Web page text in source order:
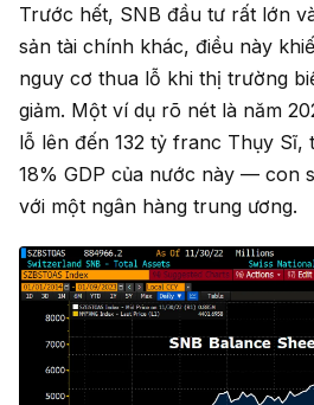
Trước hết, SNB đầu tư rất lớn
sản tài chính khác, điều này
nguy cơ thua lỗ khi thị trường
giảm. Một ví dụ rõ nét là năm
lỗ lên đến 132 tỷ franc Thụy Sĩ,
18% GDP của nước này — con
với một ngân hàng trung ương.